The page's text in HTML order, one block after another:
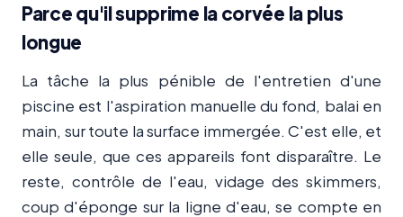
Parce qu'il supprime la corvée la plus
longue
La tâche la plus pénible de l'entretien d'une
piscine est l'aspiration manuelle du fond, balai en
main, sur toute la surface immergée. C'est elle, et
elle seule, que ces appareils font disparaître. Le
reste, contrôle de l'eau, vidage des skimmers,
coup d'éponge sur la ligne d'eau, se compte en